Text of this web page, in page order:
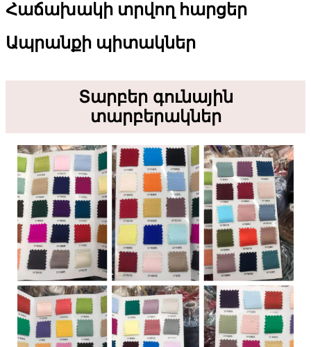
Հաճախակի տրվող հարցեր
Ապրանքի պիտակներ
Տարբեր գունային
տարբերակներ